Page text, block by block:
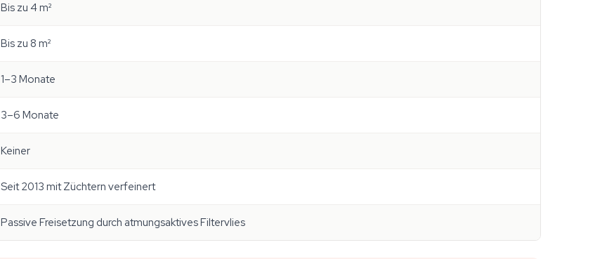
Bis zu 4 m²
Bis zu 8 m²
1–3 Monate
3–6 Monate
Keiner
Seit 2013 mit Züchtern verfeinert
Passive Freisetzung durch atmungsaktives Filtervlies